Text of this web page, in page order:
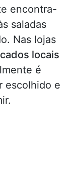
encontra-
saladas
Nas lojas
locais
é
escolhido e